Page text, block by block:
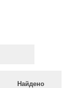
Найдено